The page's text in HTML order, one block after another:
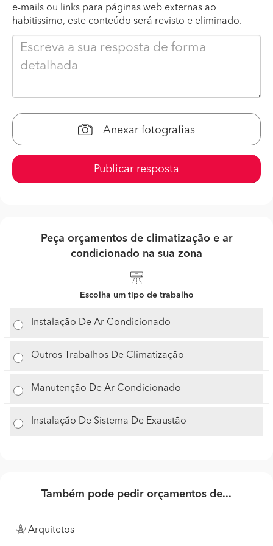
e-mails ou links para páginas web externas ao
habitissimo, este conteúdo será revisto e eliminado.
Anexar fotografias
Publicar resposta
Peça orçamentos de climatização e ar
condicionado na sua zona
Escolha um tipo de trabalho
Instalação De Ar Condicionado
Outros Trabalhos De Climatização
Manutenção De Ar Condicionado
Instalação De Sistema De Exaustão
Também pode pedir orçamentos de...
Arquitetos